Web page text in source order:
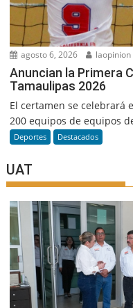
agosto 6, 2026 laopinion
Anuncian la Primera
Tamaulipas 2026
El certamen se celebrará
200 equipos de equipos
Deportes Destacados
UAT